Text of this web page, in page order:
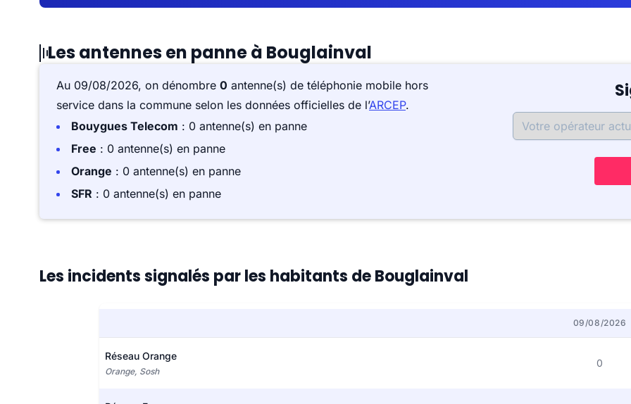
Les antennes en panne à Bouglainval
Au 09/08/2026, on dénombre 0 antenne(s) de téléphonie mobile hors
service dans la commune selon les données officielles de l’ARCEP.
Bouygues Telecom : 0 antenne(s) en panne
Free : 0 antenne(s) en panne
Orange : 0 antenne(s) en panne
SFR : 0 antenne(s) en panne
Les incidents signalés par les habitants de Bouglainval
09/08/2026
Réseau Orange
Orange, Sosh
0